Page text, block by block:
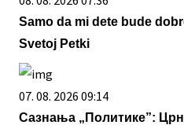
Samo da mi dete bude
Svetoj Petki
07. 08. 2026 09:14
Сазнања „Политике”: